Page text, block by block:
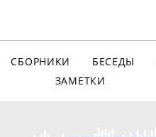
СБОРНИКИ БЕСЕДЫ
ЗАМЕТКИ